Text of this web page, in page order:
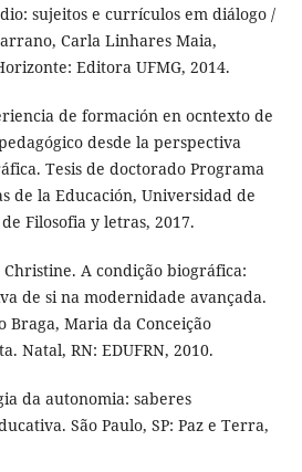
sujeitos e currículos em diálogo /
Carla Linhares Maia,
Editora UFMG, 2014.
de formación en ocntexto de
desde la perspectiva
Tesis de doctorado Programa
de la Educación, Universidad de
Filosofia y letras, 2017.
Christine. A condição biográfica:
de si na modernidade avançada.
Braga, Maria da Conceição
Natal, RN: EDUFRN, 2010.
da autonomia: saberes
São Paulo, SP: Paz e Terra,